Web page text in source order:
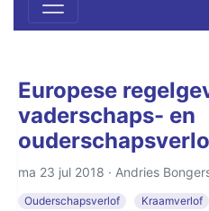
Europese
vaderschaps- en
ma 23 jul 2018 · Andries
Ouderschapsverlof Kraamverlof